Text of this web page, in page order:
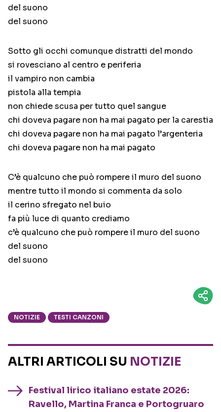
del suono
del suono
Sotto gli occhi comunque distratti del mondo
si rovesciano al centro e periferia
il vampiro non cambia
pistola alla tempia
non chiede scusa per tutto quel sangue
chi doveva pagare non ha mai pagato per la carestia
chi doveva pagare non ha mai pagato l’argenteria
chi doveva pagare non ha mai pagato
C’è qualcuno che può rompere il muro del suono
mentre tutto il mondo si commenta da solo
il cerino sfregato nel buio
fa più luce di quanto crediamo
c’è qualcuno che può rompere il muro del suono
del suono
del suono
NOTIZIE TESTI CANZONI
ALTRI ARTICOLI SU NOTIZIE
Festival lirico italiano estate 2026:
Ravello, Martina Franca e Portogruaro